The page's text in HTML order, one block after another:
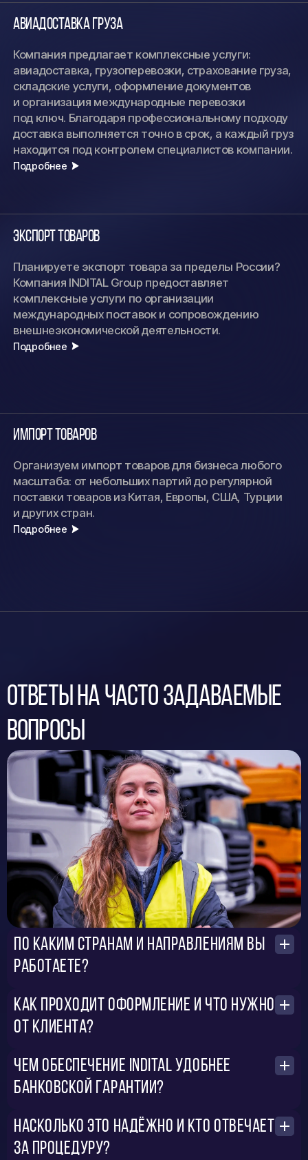
Авиадоставка груза
Компания предлагает комплексные услуги:
авиадоставка, грузоперевозки, страхование груза,
складские услуги, оформление документов
и организация международные перевозки
под ключ. Благодаря профессиональному подходу
доставка выполняется точно в срок, а каждый груз
находится под контролем специалистов компании.
Подробнее
Экспорт товаров
Планируете экспорт товара за пределы России?
Компания INDITAL Group предоставляет
комплексные услуги по организации
международных поставок и сопровождению
внешнеэкономической деятельности.
Подробнее
Импорт товаров
Организуем импорт товаров для бизнеса любого
масштаба: от небольших партий до регулярной
поставки товаров из Китая, Европы, США, Турции
и других стран.
Подробнее
Ответы на часто задаваемые
вопросы
По каким странам и направлениям вы
работаете?
Как проходит оформление и что нужно
от клиента?
Чем обеспечение INDITAL удобнее
банковской гарантии?
Насколько это надёжно и кто отвечает
за процедуру?